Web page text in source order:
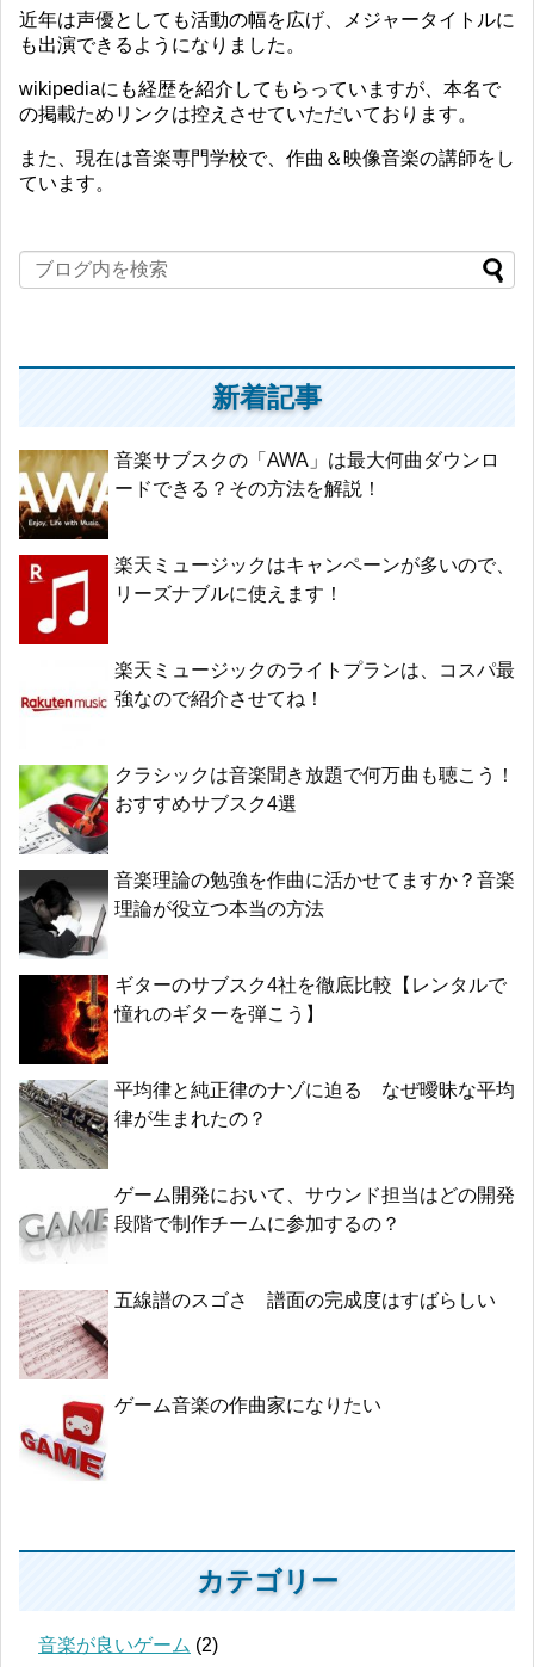
近年は声優としても活動の幅を広げ、メジャータイトルに
も出演できるようになりました。
wikipediaにも経歴を紹介してもらっていますが、本名で
の掲載ためリンクは控えさせていただいております。
また、現在は音楽専門学校で、作曲＆映像音楽の講師をし
ています。
新着記事
音楽サブスクの「AWA」は最大何曲ダウンロ
ードできる？その方法を解説！
楽天ミュージックはキャンペーンが多いので、
リーズナブルに使えます！
楽天ミュージックのライトプランは、コスパ最
強なので紹介させてね！
クラシックは音楽聞き放題で何万曲も聴こう！
おすすめサブスク4選
音楽理論の勉強を作曲に活かせてますか？音楽
理論が役立つ本当の方法
ギターのサブスク4社を徹底比較【レンタルで
憧れのギターを弾こう】
平均律と純正律のナゾに迫る なぜ曖昧な平均
律が生まれたの？
ゲーム開発において、サウンド担当はどの開発
段階で制作チームに参加するの？
五線譜のスゴさ 譜面の完成度はすばらしい
ゲーム音楽の作曲家になりたい
カテゴリー
音楽が良いゲーム (2)